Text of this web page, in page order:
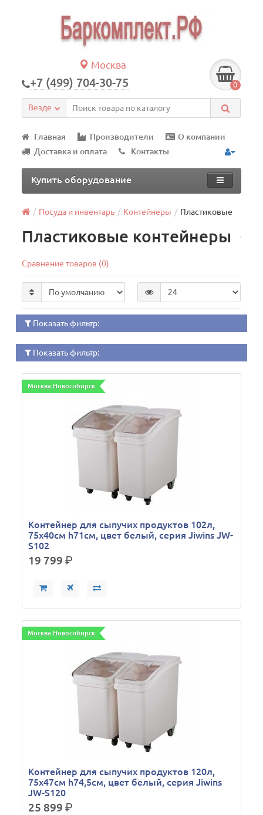
Москва
+7 (499) 704-30-75 0
Везде
Главная Производители
О компании
Доставка и оплата
Контакты
Купить оборудование
Посуда и инвентарь Контейнеры Пластиковые
Пластиковые контейнеры
Сравнение товаров (0)
Показать фильтр:
Показать фильтр:
Москва Новосибирск
Контейнер для сыпучих продуктов 102л,
75х40см h71см, цвет белый, серия Jiwins JW-
S102
19 799р.
Москва Новосибирск
Контейнер для сыпучих продуктов 120л,
75х47см h74,5см, цвет белый, серия Jiwins
JW-S120
25 899р.